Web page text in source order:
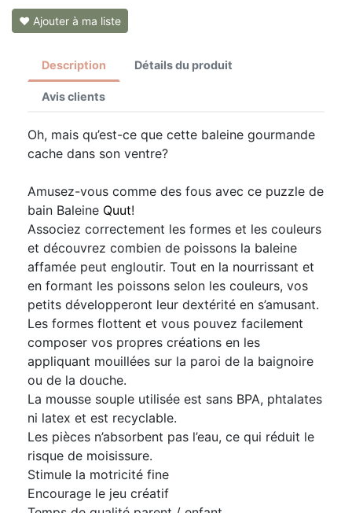
❤ Ajouter à ma liste
Description Détails du produit
Avis clients
Oh, mais qu’est-ce que cette baleine gourmande
cache dans son ventre?
Amusez-vous comme des fous avec ce puzzle de
bain Baleine Quut!
Associez correctement les formes et les couleurs
et découvrez combien de poissons la baleine
affamée peut engloutir. Tout en la nourrissant et
en formant les poissons selon les couleurs, vos
petits développeront leur dextérité en s’amusant.
Les formes flottent et vous pouvez facilement
composer vos propres créations en les
appliquant mouillées sur la paroi de la baignoire
ou de la douche.
La mousse souple utilisée est sans BPA, phtalates
ni latex et est recyclable.
Les pièces n’absorbent pas l’eau, ce qui réduit le
risque de moisissure.
Stimule la motricité fine
Encourage le jeu créatif